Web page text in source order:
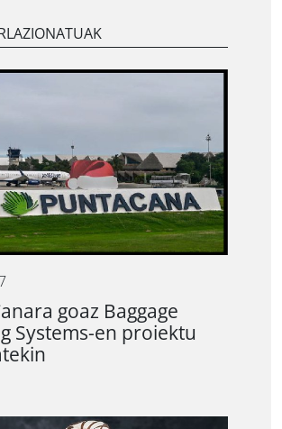
goaz Baggage
Systems-en proiektu